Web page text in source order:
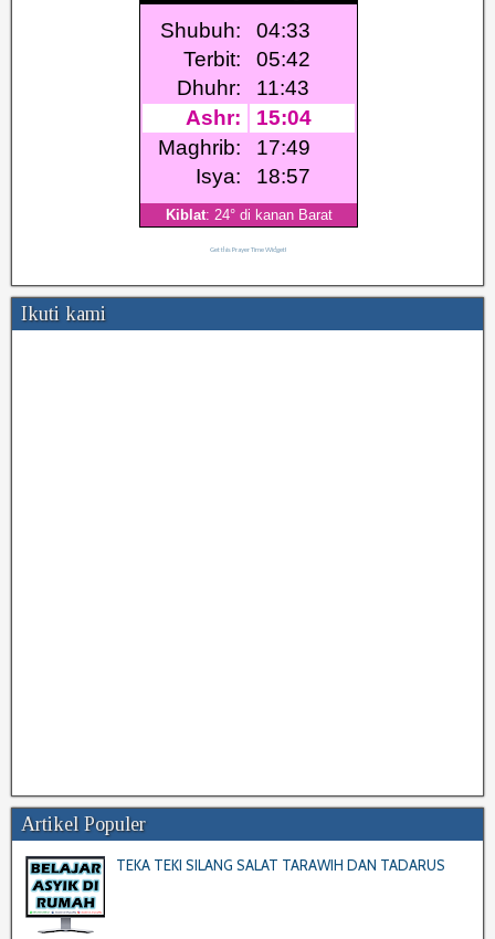
Get this Prayer Time Widget!
Ikuti kami
Artikel Populer
TEKA TEKI SILANG SALAT TARAWIH DAN TADARUS